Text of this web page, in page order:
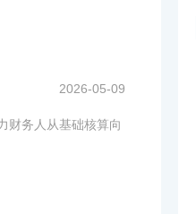
2026-05-09
财务人从基础核算向